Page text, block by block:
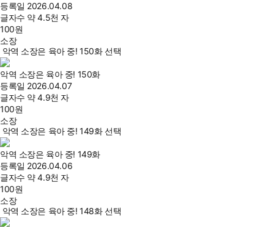
등록일 2026.04.08
글자수 약 4.5천 자
100원
소장
악역 소장은 육아 중! 150화 선택
악역 소장은 육아 중! 150화
등록일 2026.04.07
글자수 약 4.9천 자
100원
소장
악역 소장은 육아 중! 149화 선택
악역 소장은 육아 중! 149화
등록일 2026.04.06
글자수 약 4.9천 자
100원
소장
악역 소장은 육아 중! 148화 선택